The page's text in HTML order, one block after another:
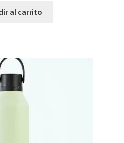
al carrito